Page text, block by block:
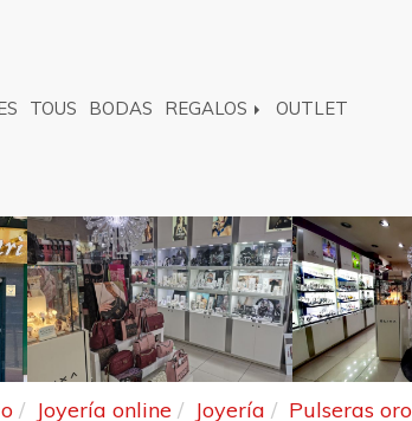
TOUS BODAS REGALOS OUTLET
Joyería online Joyería Pulseras oro